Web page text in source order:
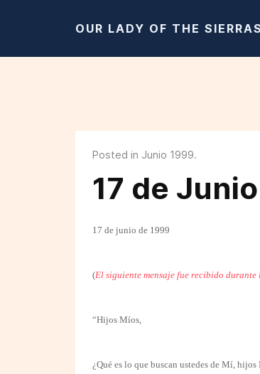
OUR LADY OF THE
Posted in Junio 1999.
17 de
17 de junio de 1999
(El siguiente mensaje fue recibido
“Hijos Míos,
¿Qué es lo que buscan ustedes de Mí, hijos